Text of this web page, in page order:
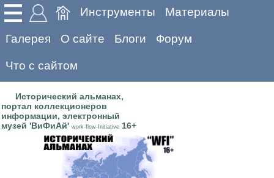
Инструменты Материалы
Галерея О сайте Блоги Форум
Что с сайтом
Исторический альманах,
портал коллекционеров
информации, электронный
музей 'ВиФиАй' work-flow-Initiative 16+